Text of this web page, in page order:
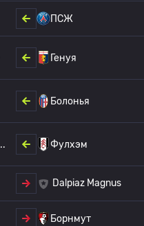
ПСЖ
Генуя
Болонья
Фулхэм
Dalpiaz Magnus
Борнмут